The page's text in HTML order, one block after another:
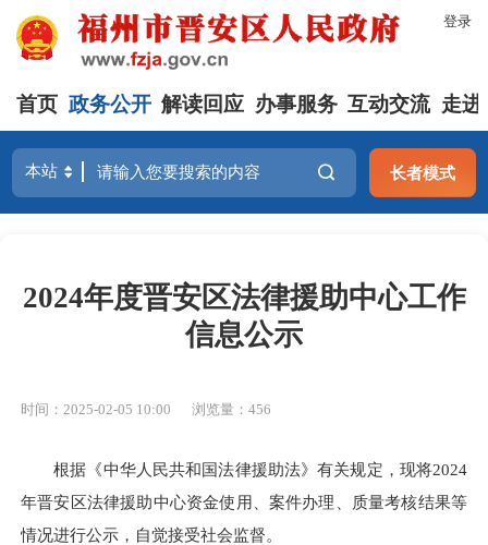
登录
首页 政务公开 解读回应 办事服务 互动交流 走进
长者模式
2024年度晋安区法律援助中心工作
信息公示
时间：2025-02-05 10:00 浏览量：456
根据《中华人民共和国法律援助法》有关规定，现将2024
年晋安区法律援助中心资金使用、案件办理、质量考核结果等
情况进行公示，自觉接受社会监督。